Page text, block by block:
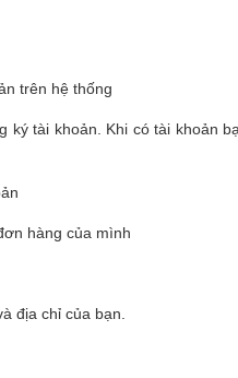
trên hệ thống
tài khoản. Khi có tài khoản
hàng của mình
địa chỉ của bạn.